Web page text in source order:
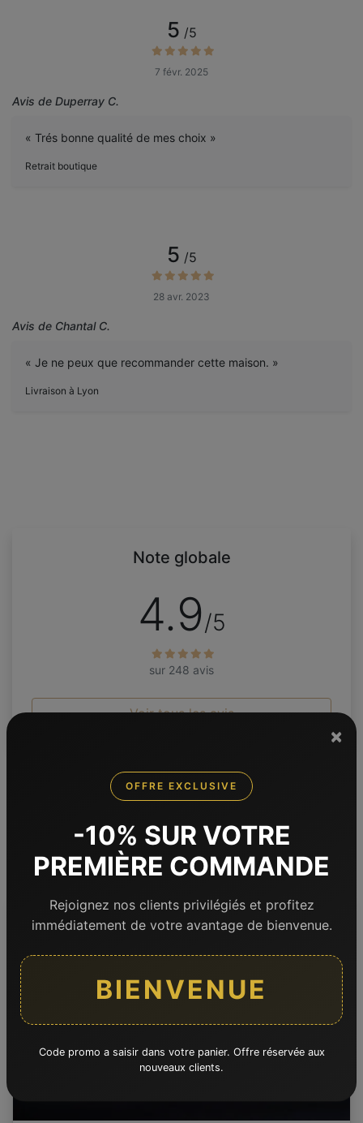
5 /5
7 févr. 2025
Avis de Duperray C.
« Trés bonne qualité de mes choix »
Retrait boutique
5 /5
28 avr. 2023
Avis de Chantal C.
« Je ne peux que recommander cette maison. »
Livraison à Lyon
Note globale
4.9/5
sur 248 avis
Voir tous les avis
Produits suggérés
×
OFFRE EXCLUSIVE
-10% SUR VOTRE
PREMIÈRE COMMANDE
Rejoignez nos clients privilégiés et profitez
immédiatement de votre avantage de bienvenue.
BIENVENUE
Code promo a saisir dans votre panier. Offre réservée aux
nouveaux clients.